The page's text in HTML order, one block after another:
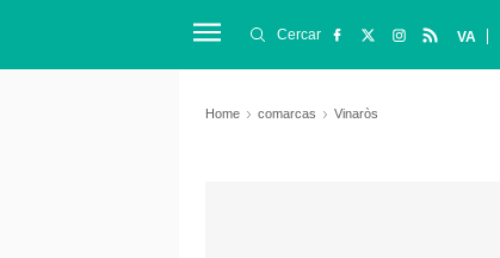
Cercar VA
Home comarcas Vinaròs